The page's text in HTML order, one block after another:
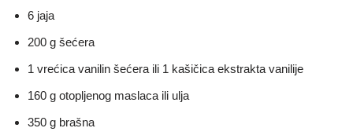
6 jaja
200 g šećera
1 vrećica vanilin šećera ili 1 kašičica ekstrakta vanilije
160 g otopljenog maslaca ili ulja
350 g brašna